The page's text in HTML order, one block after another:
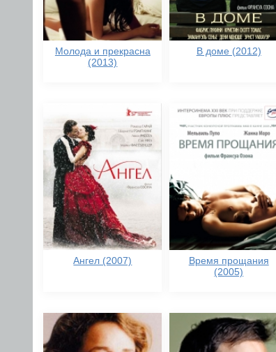
Молода и прекрасна
(2013)
В доме (2012)
Ангел (2007)
Время прощания
(2005)